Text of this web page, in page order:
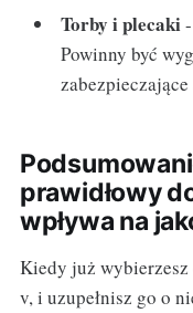
Torby i plecaki
Powinny być
prawidłowy
wpływa na
Kiedy już
v, i uzupełnisz go o